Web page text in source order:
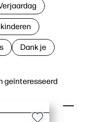
geïnteresseerd
Dank je